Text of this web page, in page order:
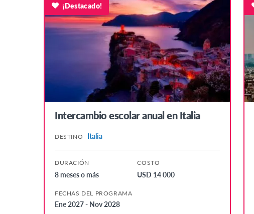
Intercambio escolar anual en Italia
DESTINO Italia
DURACIÓN
8 meses o más
COSTO
USD 14 000
FECHAS DEL PROGRAMA
Ene 2027 - Nov 2028
¡Destacado!